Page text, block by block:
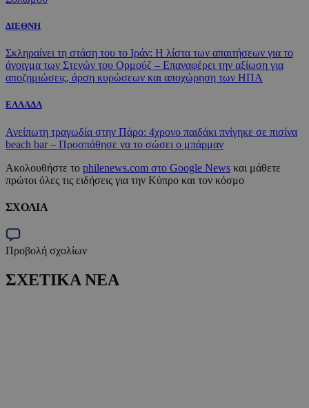
ΔΙΕΘΝΗ
Σκληραίνει τη στάση του το Ιράν: Η λίστα των απαιτήσεων για το
άνοιγμα των Στενών του Ορμούζ – Επαναφέρει την αξίωση για
αποζημιώσεις, άρση κυρώσεων και αποχώρηση των ΗΠΑ
ΕΛΛΑΔΑ
Ανείπωτη τραγωδία στην Πάρο: 4χρονο παιδάκι πνίγηκε σε πισίνα
beach bar – Προσπάθησε να το σώσει ο μπάρμαν
Ακολουθήστε το philenews.com στο Google News και μάθετε
πρώτοι όλες τις ειδήσεις για την Κύπρο και τον κόσμο
ΣΧΟΛΙΑ
Προβολή σχολίων
ΣΧΕΤΙΚΑ ΝΕΑ